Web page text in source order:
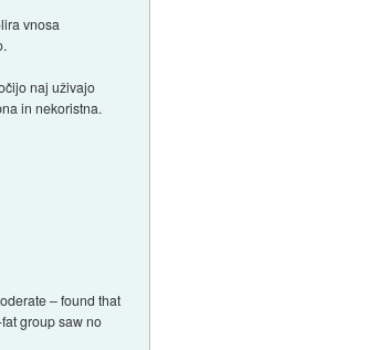
vnosa
naj uživajo
in nekoristna.
– found that
group saw no